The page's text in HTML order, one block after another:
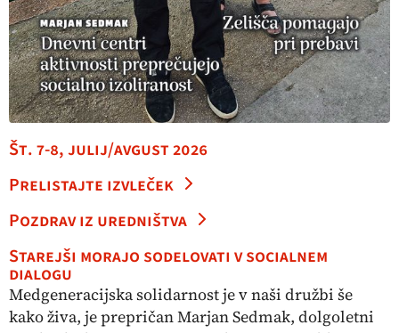
Št. 7-8, julij/avgust 2026
Prelistajte izvleček
Pozdrav iz uredništva
Starejši morajo sodelovati v socialnem
dialogu
Medgeneracijska solidarnost je v naši družbi še
kako živa, je prepričan Marjan Sedmak, dolgoletni